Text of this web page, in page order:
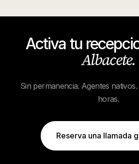
Activa tu
Albacete.
Sin permanencia. Agentes
horas.
Reserva una llamada